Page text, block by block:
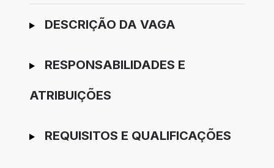
Ir para candidatura
DESCRIÇÃO DA VAGA
RESPONSABILIDADES E
ATRIBUIÇÕES
REQUISITOS E QUALIFICAÇÕES